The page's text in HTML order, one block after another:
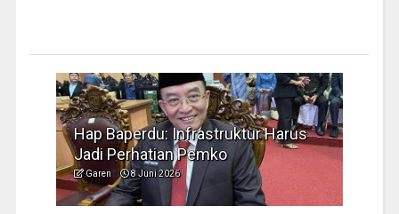
Hap Baperdu: Infrastruktur Harus
Jadi Perhatian Pemko
Garen 8 Juni 2026